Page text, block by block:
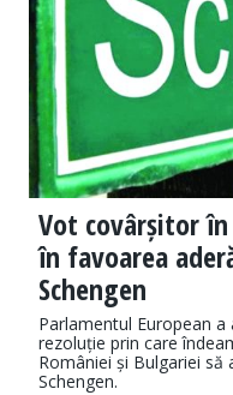
Vot covârșitor
în favoarea
Schengen
Parlamentul European
rezoluție prin care
României și Bulgariei
Schengen.